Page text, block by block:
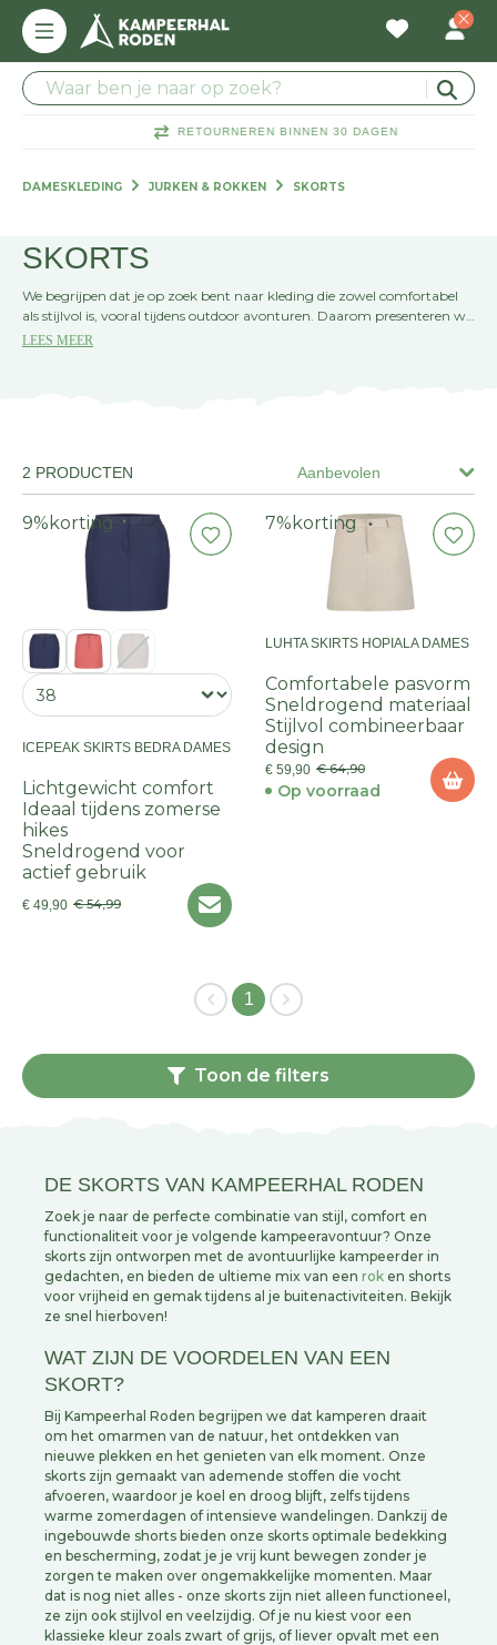
RETOURNEREN BINNEN 30 DAGEN
DAMESKLEDING JURKEN & ROKKEN SKORTS
SKORTS
We begrijpen dat je op zoek bent naar kleding die zowel comfortabel
als stijlvol is, vooral tijdens outdoor avonturen. Daarom presenteren we
met trots onze collectie skorts, de perfecte combinatie van
LEES MEER
Aanbevolen
2 PRODUCTEN
9% korting
ICEPEAK SKIRTS BEDRA DAMES
Lichtgewicht comfort
Ideaal tijdens zomerse
hikes
Sneldrogend voor
actief gebruik
€ 49,90 € 54,99
7% korting
LUHTA SKIRTS HOPIALA DAMES
Comfortabele pasvorm
Sneldrogend materiaal
Stijlvol combineerbaar
design
€ 59,90 € 64,90
Op voorraad
1
Toon de filters
DE SKORTS VAN KAMPEERHAL RODEN
Zoek je naar de perfecte combinatie van stijl, comfort en
functionaliteit voor je volgende kampeeravontuur? Onze
skorts zijn ontworpen met de avontuurlijke kampeerder in
gedachten, en bieden de ultieme mix van een rok en shorts
voor vrijheid en gemak tijdens al je buitenactiviteiten. Bekijk
ze snel hierboven!
WAT ZIJN DE VOORDELEN VAN EEN
SKORT?
Bij Kampeerhal Roden begrijpen we dat kamperen draait
om het omarmen van de natuur, het ontdekken van
nieuwe plekken en het genieten van elk moment. Onze
skorts zijn gemaakt van ademende stoffen die vocht
afvoeren, waardoor je koel en droog blijft, zelfs tijdens
warme zomerdagen of intensieve wandelingen. Dankzij de
ingebouwde shorts bieden onze skorts optimale bedekking
en bescherming, zodat je je vrij kunt bewegen zonder je
zorgen te maken over ongemakkelijke momenten. Maar
dat is nog niet alles - onze skorts zijn niet alleen functioneel,
ze zijn ook stijlvol en veelzijdig. Of je nu kiest voor een
klassieke kleur zoals zwart of grijs, of liever opvalt met een